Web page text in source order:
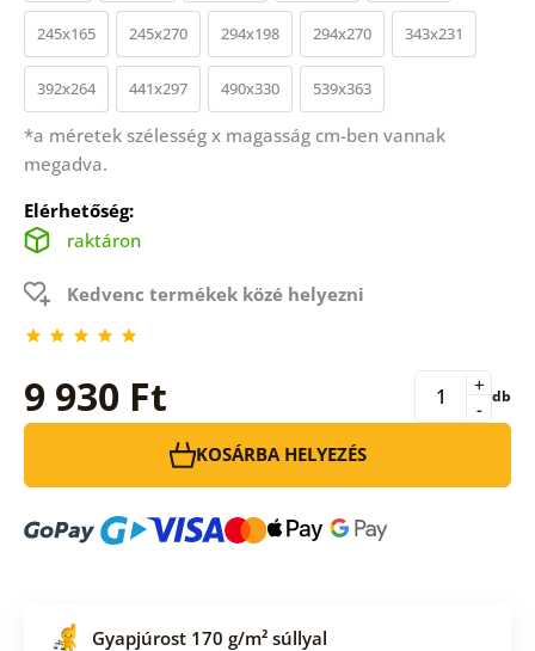
245x165 245x270 294x198 294x270 343x231
392x264 441x297 490x330 539x363
*a méretek szélesség x magasság cm-ben vannak
megadva.
Elérhetőség:
raktáron
Kedvenc termékek közé helyezni
9 930 Ft -
+ db
KOSÁRBA HELYEZÉS
Gyapjúrost 170 g/m² súllyal